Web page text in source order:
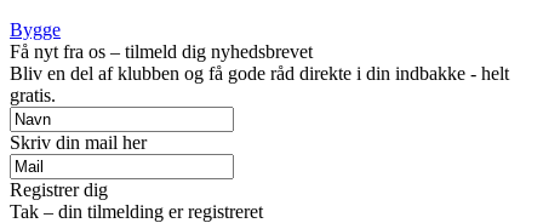
Bygge
Få nyt fra os – tilmeld dig nyhedsbrevet
Bliv en del af klubben og få gode råd direkte i din indbakke - helt
gratis.
Skriv din mail her
Registrer dig
Tak – din tilmelding er registreret